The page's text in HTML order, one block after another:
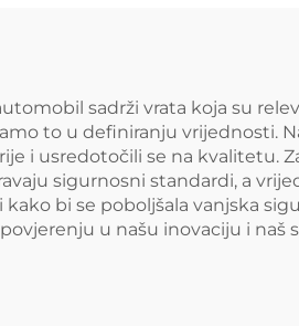
sadrži vrata koja su
to u definiranju vrijednosti.
i usredotočili se na kvalitetu.
sigurnosni standardi, a
kako bi se poboljšala vanjska
u našu inovaciju i